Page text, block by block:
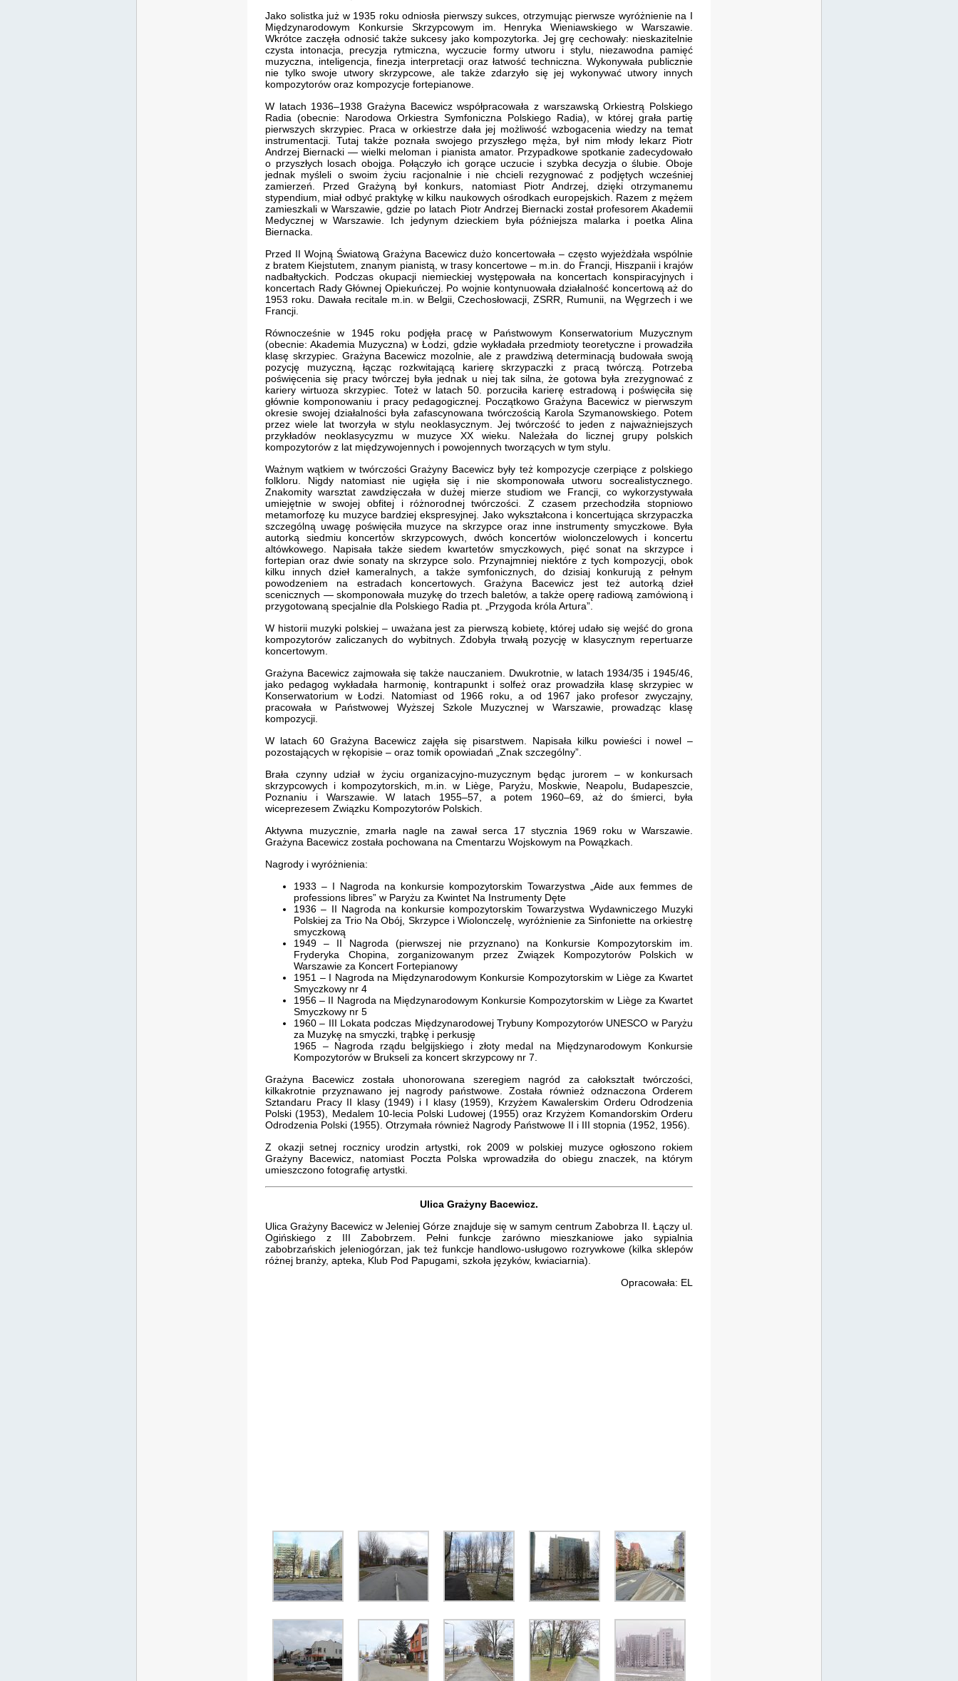
Jako solistka już w 1935 roku odniosła pierwszy sukces, otrzymując pierwsze wyróżnienie na I
Międzynarodowym Konkursie Skrzypcowym im. Henryka Wieniawskiego w Warszawie.
Wkrótce zaczęła odnosić także sukcesy jako kompozytorka. Jej grę cechowały: nieskazitelnie
czysta intonacja, precyzja rytmiczna, wyczucie formy utworu i stylu, niezawodna pamięć
muzyczna, inteligencja, finezja interpretacji oraz łatwość techniczna. Wykonywała publicznie
nie tylko swoje utwory skrzypcowe, ale także zdarzyło się jej wykonywać utwory innych
kompozytorów oraz kompozycje fortepianowe.
W latach 1936–1938 Grażyna Bacewicz współpracowała z warszawską Orkiestrą Polskiego
Radia (obecnie: Narodowa Orkiestra Symfoniczna Polskiego Radia), w której grała partię
pierwszych skrzypiec. Praca w orkiestrze dała jej możliwość wzbogacenia wiedzy na temat
instrumentacji. Tutaj także poznała swojego przyszłego męża, był nim młody lekarz Piotr
Andrzej Biernacki — wielki meloman i pianista amator. Przypadkowe spotkanie zadecydowało
o przyszłych losach obojga. Połączyło ich gorące uczucie i szybka decyzja o ślubie. Oboje
jednak myśleli o swoim życiu racjonalnie i nie chcieli rezygnować z podjętych wcześniej
zamierzeń. Przed Grażyną był konkurs, natomiast Piotr Andrzej, dzięki otrzymanemu
stypendium, miał odbyć praktykę w kilku naukowych ośrodkach europejskich. Razem z mężem
zamieszkali w Warszawie, gdzie po latach Piotr Andrzej Biernacki został profesorem Akademii
Medycznej w Warszawie. Ich jedynym dzieckiem była późniejsza malarka i poetka Alina
Biernacka.
Przed II Wojną Światową Grażyna Bacewicz dużo koncertowała – często wyjeżdżała wspólnie
z bratem Kiejstutem, znanym pianistą, w trasy koncertowe – m.in. do Francji, Hiszpanii i krajów
nadbałtyckich. Podczas okupacji niemieckiej występowała na koncertach konspiracyjnych i
koncertach Rady Głównej Opiekuńczej. Po wojnie kontynuowała działalność koncertową aż do
1953 roku. Dawała recitale m.in. w Belgii, Czechosłowacji, ZSRR, Rumunii, na Węgrzech i we
Francji.
Równocześnie w 1945 roku podjęła pracę w Państwowym Konserwatorium Muzycznym
(obecnie: Akademia Muzyczna) w Łodzi, gdzie wykładała przedmioty teoretyczne i prowadziła
klasę skrzypiec. Grażyna Bacewicz mozolnie, ale z prawdziwą determinacją budowała swoją
pozycję muzyczną, łącząc rozkwitającą karierę skrzypaczki z pracą twórczą. Potrzeba
poświęcenia się pracy twórczej była jednak u niej tak silna, że gotowa była zrezygnować z
kariery wirtuoza skrzypiec. Toteż w latach 50. porzuciła karierę estradową i poświęciła się
głównie komponowaniu i pracy pedagogicznej. Początkowo Grażyna Bacewicz w pierwszym
okresie swojej działalności była zafascynowana twórczością Karola Szymanowskiego. Potem
przez wiele lat tworzyła w stylu neoklasycznym. Jej twórczość to jeden z najważniejszych
przykładów neoklasycyzmu w muzyce XX wieku. Należała do licznej grupy polskich
kompozytorów z lat międzywojennych i powojennych tworzących w tym stylu.
Ważnym wątkiem w twórczości Grażyny Bacewicz były też kompozycje czerpiące z polskiego
folkloru. Nigdy natomiast nie ugięła się i nie skomponowała utworu socrealistycznego.
Znakomity warsztat zawdzięczała w dużej mierze studiom we Francji, co wykorzystywała
umiejętnie w swojej obfitej i różnorodnej twórczości. Z czasem przechodziła stopniowo
metamorfozę ku muzyce bardziej ekspresyjnej. Jako wykształcona i koncertująca skrzypaczka
szczególną uwagę poświęciła muzyce na skrzypce oraz inne instrumenty smyczkowe. Była
autorką siedmiu koncertów skrzypcowych, dwóch koncertów wiolonczelowych i koncertu
altówkowego. Napisała także siedem kwartetów smyczkowych, pięć sonat na skrzypce i
fortepian oraz dwie sonaty na skrzypce solo. Przynajmniej niektóre z tych kompozycji, obok
kilku innych dzieł kameralnych, a także symfonicznych, do dzisiaj konkurują z pełnym
powodzeniem na estradach koncertowych. Grażyna Bacewicz jest też autorką dzieł
scenicznych — skomponowała muzykę do trzech baletów, a także operę radiową zamówioną i
przygotowaną specjalnie dla Polskiego Radia pt. „Przygoda króla Artura”.
W historii muzyki polskiej – uważana jest za pierwszą kobietę, której udało się wejść do grona
kompozytorów zaliczanych do wybitnych. Zdobyła trwałą pozycję w klasycznym repertuarze
koncertowym.
Grażyna Bacewicz zajmowała się także nauczaniem. Dwukrotnie, w latach 1934/35 i 1945/46,
jako pedagog wykładała harmonię, kontrapunkt i solfeż oraz prowadziła klasę skrzypiec w
Konserwatorium w Łodzi. Natomiast od 1966 roku, a od 1967 jako profesor zwyczajny,
pracowała w Państwowej Wyższej Szkole Muzycznej w Warszawie, prowadząc klasę
kompozycji.
W latach 60 Grażyna Bacewicz zajęła się pisarstwem. Napisała kilku powieści i nowel –
pozostających w rękopisie – oraz tomik opowiadań „Znak szczególny”.
Brała czynny udział w życiu organizacyjno-muzycznym będąc jurorem – w konkursach
skrzypcowych i kompozytorskich, m.in. w Liège, Paryżu, Moskwie, Neapolu, Budapeszcie,
Poznaniu i Warszawie. W latach 1955–57, a potem 1960–69, aż do śmierci, była
wiceprezesem Związku Kompozytorów Polskich.
Aktywna muzycznie, zmarła nagle na zawał serca 17 stycznia 1969 roku w Warszawie.
Grażyna Bacewicz została pochowana na Cmentarzu Wojskowym na Powązkach.
Nagrody i wyróżnienia:
1933 – I Nagroda na konkursie kompozytorskim Towarzystwa „Aide aux femmes de
professions libres” w Paryżu za Kwintet Na Instrumenty Dęte
1936 – II Nagroda na konkursie kompozytorskim Towarzystwa Wydawniczego Muzyki
Polskiej za Trio Na Obój, Skrzypce i Wiolonczelę, wyróżnienie za Sinfoniette na orkiestrę
smyczkową
1949 – II Nagroda (pierwszej nie przyznano) na Konkursie Kompozytorskim im.
Fryderyka Chopina, zorganizowanym przez Związek Kompozytorów Polskich w
Warszawie za Koncert Fortepianowy
1951 – I Nagroda na Międzynarodowym Konkursie Kompozytorskim w Liège za Kwartet
Smyczkowy nr 4
1956 – II Nagroda na Międzynarodowym Konkursie Kompozytorskim w Liège za Kwartet
Smyczkowy nr 5
1960 – III Lokata podczas Międzynarodowej Trybuny Kompozytorów UNESCO w Paryżu
za Muzykę na smyczki, trąbkę i perkusję
1965 – Nagroda rządu belgijskiego i złoty medal na Międzynarodowym Konkursie
Kompozytorów w Brukseli za koncert skrzypcowy nr 7.
Grażyna Bacewicz została uhonorowana szeregiem nagród za całokształt twórczości,
kilkakrotnie przyznawano jej nagrody państwowe. Została również odznaczona Orderem
Sztandaru Pracy II klasy (1949) i I klasy (1959), Krzyżem Kawalerskim Orderu Odrodzenia
Polski (1953), Medalem 10-lecia Polski Ludowej (1955) oraz Krzyżem Komandorskim Orderu
Odrodzenia Polski (1955). Otrzymała również Nagrody Państwowe II i III stopnia (1952, 1956).
Z okazji setnej rocznicy urodzin artystki, rok 2009 w polskiej muzyce ogłoszono rokiem
Grażyny Bacewicz, natomiast Poczta Polska wprowadziła do obiegu znaczek, na którym
umieszczono fotografię artystki.
Ulica Grażyny Bacewicz.
Ulica Grażyny Bacewicz w Jeleniej Górze znajduje się w samym centrum Zabobrza II. Łączy ul.
Ogińskiego z III Zabobrzem. Pełni funkcje zarówno mieszkaniowe jako sypialnia
zabobrzańskich jeleniogórzan, jak też funkcje handlowo-usługowo rozrywkowe (kilka sklepów
różnej branży, apteka, Klub Pod Papugami, szkoła języków, kwiaciarnia).
Opracowała: EL